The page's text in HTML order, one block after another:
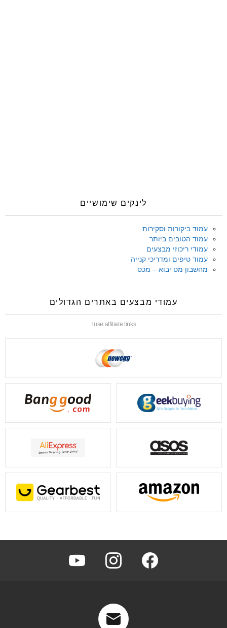
לינקים שימושיים
עמוד ביקורות וסקירות
עמוד הטובים ביותר
עמודי ריכוזי מבצעים
עמוד טיפים ומדריכי קנייה
מחשבון מס יבוא – מכס
עמודי מבצעים באתרים הגדולים
I use affiliate links
facebook
instagram
youtube